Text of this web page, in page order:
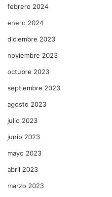
febrero 2024
enero 2024
diciembre 2023
noviembre 2023
octubre 2023
septiembre 2023
agosto 2023
julio 2023
junio 2023
mayo 2023
abril 2023
marzo 2023